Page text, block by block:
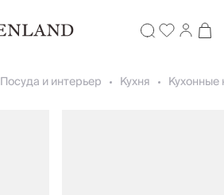
Посуда и интерьер Кухня Кухонные